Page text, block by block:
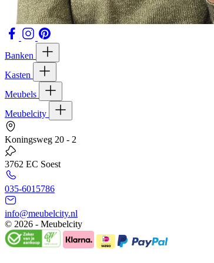
Banken
Kasten
Meubels
Meubelcity
Koningsweg 20 - 2
3762 EC Soest
035-6015786
info@meubelcity.nl
© 2026 - Meubelcity